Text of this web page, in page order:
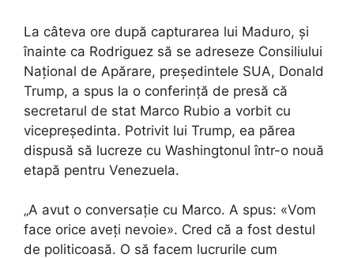
La câteva ore după capturarea lui Maduro, și
înainte ca Rodriguez să se adreseze Consiliului
Național de Apărare, președintele SUA, Donald
Trump, a spus la o conferință de presă că
secretarul de stat Marco Rubio a vorbit cu
vicepreședinta. Potrivit lui Trump, ea părea
dispusă să lucreze cu Washingtonul într-o nouă
etapă pentru Venezuela.
„A avut o conversație cu Marco. A spus: «Vom
face orice aveți nevoie». Cred că a fost destul
de politicoasă. O să facem lucrurile cum